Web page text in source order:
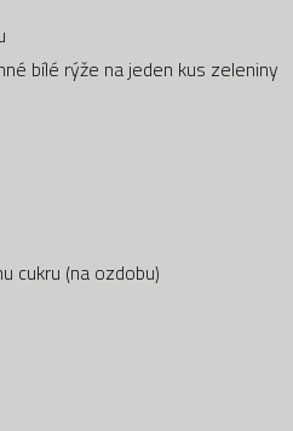
bílé rýže na jeden kus zeleniny
cukru (na ozdobu)